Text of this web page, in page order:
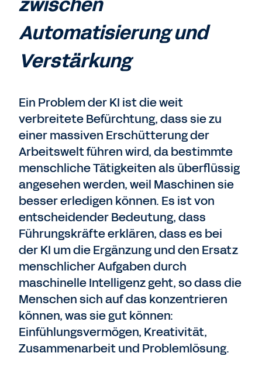
Automatisierung und
Verstärkung
Ein Problem der KI ist die weit
verbreitete Befürchtung, dass sie zu
einer massiven Erschütterung der
Arbeitswelt führen wird, da bestimmte
menschliche Tätigkeiten als überflüssig
angesehen werden, weil Maschinen sie
besser erledigen können. Es ist von
entscheidender Bedeutung, dass
Führungskräfte erklären, dass es bei
der KI um die Ergänzung und den Ersatz
menschlicher Aufgaben durch
maschinelle Intelligenz geht, so dass die
Menschen sich auf das konzentrieren
können, was sie gut können:
Einfühlungsvermögen, Kreativität,
Zusammenarbeit und Problemlösung.